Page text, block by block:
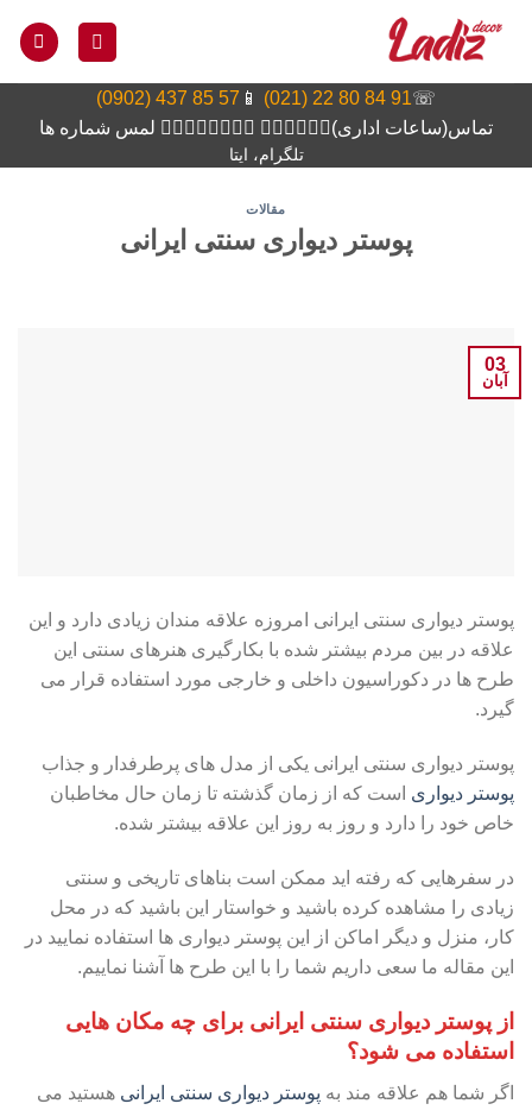
☏
91 84 80 22 (021)
📱
57 85 437 (0902)
تماس(ساعات اداری)👆🏻👆🏻👆🏻 👆🏻👆🏻👆🏻👆🏻 لمس شماره ها
تلگرام، ایتا
مقالات
پوستر دیواری سنتی ایرانی
03
آبان
پوستر دیواری سنتی ایرانی امروزه علاقه مندان زیادی دارد و این
علاقه در بین مردم بیشتر شده با بکارگیری هنرهای سنتی این
طرح ها در دکوراسیون داخلی و خارجی مورد استفاده قرار می
گیرد.
پوستر دیواری سنتی ایرانی یکی از مدل های پرطرفدار و جذاب
پوستر دیواری است که از زمان گذشته تا زمان حال مخاطبان
خاص خود را دارد و روز به روز این علاقه بیشتر شده.
در سفرهایی که رفته اید ممکن است بناهای تاریخی و سنتی
زیادی را مشاهده کرده باشید و خواستار این باشید که در محل
کار، منزل و دیگر اماکن از این پوستر دیواری ها استفاده نمایید در
این مقاله ما سعی داریم شما را با این طرح ها آشنا نماییم.
از پوستر دیواری سنتی ایرانی برای چه مکان هایی
استفاده می شود؟
اگر شما هم علاقه مند به پوستر دیواری سنتی ایرانی هستید می